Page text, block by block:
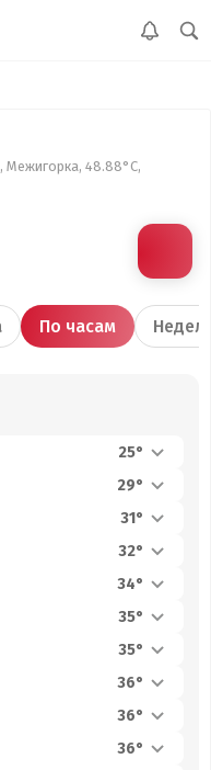
Межигорка, 48.88°С,
По часам
25°
29°
31°
32°
34°
35°
35°
36°
36°
36°